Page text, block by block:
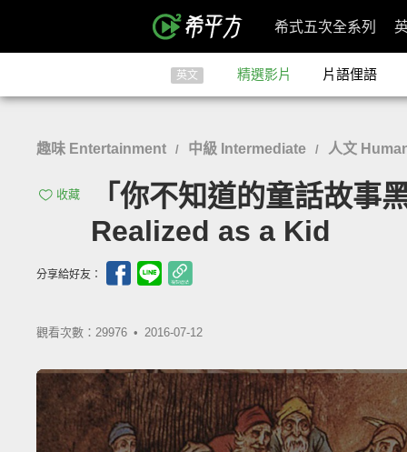
希式五次全系列
英文 精選影片 片語俚語
趣味 Entertainment / 中級 Intermediate / 人文
收藏
「你不知道的童話故
Realized as a Kid
分享給好友：
觀看次數：29976 • 2016-07-12